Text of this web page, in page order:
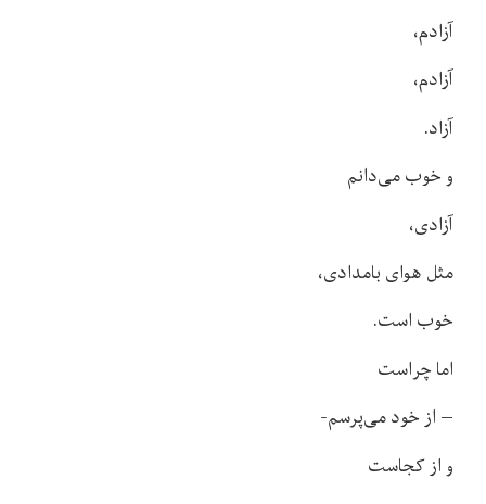
آزادم،
آزادم،
آزاد.
و خوب می‌دانم
آزادی،
مثل هوای بامدادی،
خوب است.
اما چراست
– از خود می‌پرسم-
و از کجاست